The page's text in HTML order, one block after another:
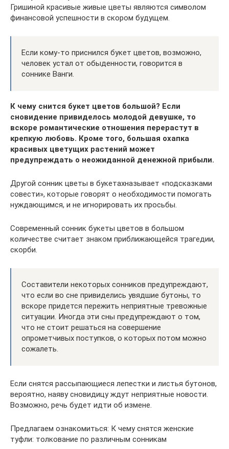
Гришиной красивые живые цветы являются символом
финансовой успешности в скором будущем.
Если кому-то приснился букет цветов, возможно,
человек устал от обыденности, говорится в
соннике Ванги.
К чему снится букет цветов большой? Если
сновидение привиделось молодой девушке, то
вскоре романтические отношения перерастут в
крепкую любовь. Кроме того, большая охапка
красивых цветущих растений может
предупреждать о неожиданной денежной прибыли.
Другой сонник цветы в букетахназывает «подсказками
совести», которые говорят о необходимости помогать
нуждающимся, и не игнорировать их просьбы.
Современный сонник букеты цветов в большом
количестве считает знаком приближающейся трагедии,
скорби.
Составители некоторых сонников предупреждают,
что если во сне привиделись увядшие бутоны, то
вскоре придется пережить неприятные тревожные
ситуации. Иногда эти сны предупреждают о том,
что не стоит решаться на совершение
опрометчивых поступков, о которых потом можно
сожалеть.
Если снятся рассыпающиеся лепестки и листья бутонов,
вероятно, наяву сновидицу ждут неприятные новости.
Возможно, речь будет идти об измене.
Предлагаем ознакомиться: К чему снятся женские
туфли: толкование по различным сонникам